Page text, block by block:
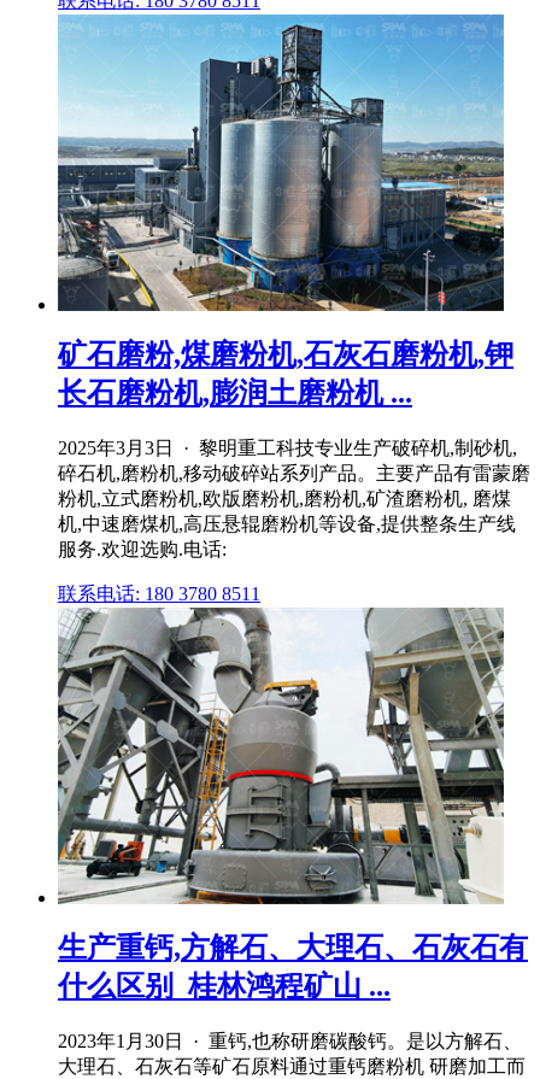
矿石磨粉,煤磨粉机,石灰石磨粉机,钾
长石磨粉机,膨润土磨粉机 ...
2025年3月3日 · 黎明重工科技专业生产破碎机,制砂机,
碎石机,磨粉机,移动破碎站系列产品。主要产品有雷蒙磨
粉机,立式磨粉机,欧版磨粉机,磨粉机,矿渣磨粉机, 磨煤
机,中速磨煤机,高压悬辊磨粉机等设备,提供整条生产线
服务.欢迎选购.电话:
联系电话: 180 3780 8511
生产重钙,方解石、大理石、石灰石有
什么区别_桂林鸿程矿山 ...
2023年1月30日 · 重钙,也称研磨碳酸钙。是以方解石、
大理石、石灰石等矿石原料通过重钙磨粉机 研磨加工而